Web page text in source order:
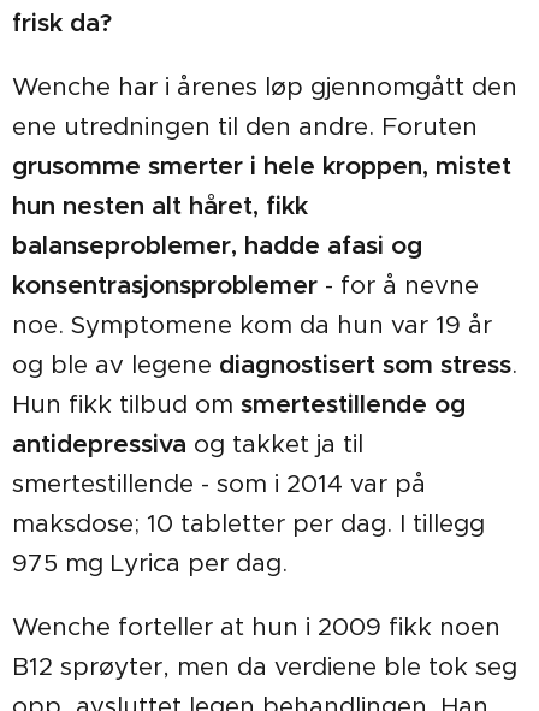
frisk da?
Wenche har i årenes løp gjennomgått den
ene utredningen til den andre. Foruten
grusomme smerter i hele kroppen, mistet
hun nesten alt håret, fikk
balanseproblemer, hadde afasi og
konsentrasjonsproblemer - for å nevne
noe. Symptomene kom da hun var 19 år
og ble av legene diagnostisert som stress.
Hun fikk tilbud om smertestillende og
antidepressiva og takket ja til
smertestillende - som i 2014 var på
maksdose; 10 tabletter per dag. I tillegg
975 mg Lyrica per dag.
Wenche forteller at hun i 2009 fikk noen
B12 sprøyter, men da verdiene ble tok seg